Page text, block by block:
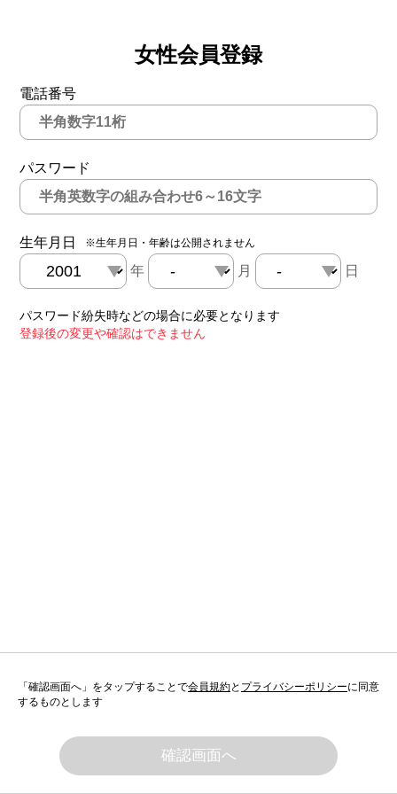
女性会員登録
電話番号
パスワード
生年月日 ※生年月日・年齢は公開されません
年 月 日
パスワード紛失時などの場合に必要となります
登録後の変更や確認はできません
「確認画面へ」をタップすることで会員規約と プライバシーポリシーに同意
するものとします
確認画面へ